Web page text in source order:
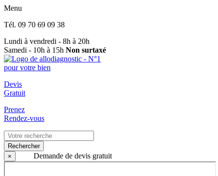
Menu
Tél. 09 70 69 09 38
Lundi à vendredi - 8h à 20h
Samedi - 10h à 15h Non surtaxé
Devis
Gratuit
Prenez
Rendez-vous
Rechercher
×
Demande de devis gratuit